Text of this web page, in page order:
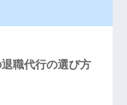
退職代行の選び方